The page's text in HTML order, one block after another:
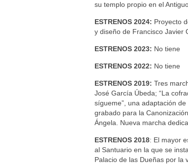
su templo propio en el
ESTRENOS 2024: Proyecto
y diseño de Francisco Javier
ESTRENOS 2023: No tiene
ESTRENOS 2022: No tiene
ESTRENOS 2019: Tres
José García Úbeda; “La
sígueme”, una adaptación
grabado para la
Ángela. Nueva marcha
ESTRENOS 2018: El mayor
al Santuario en la que se
Palacio de las Dueñas por la